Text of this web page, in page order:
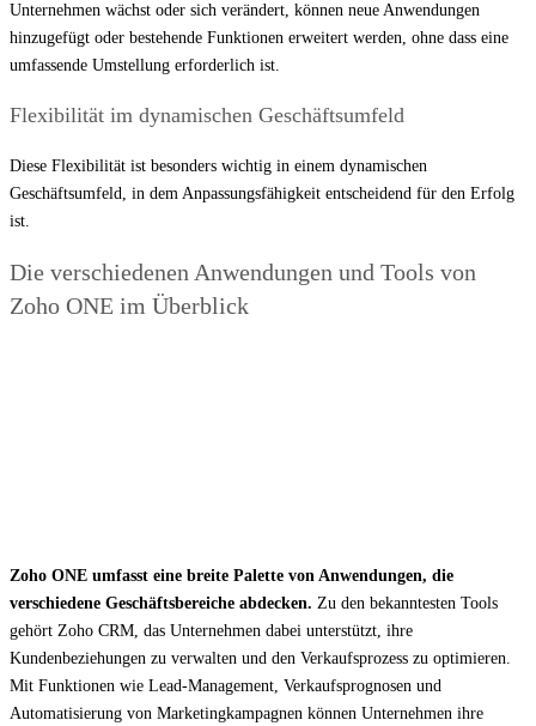
Unternehmen wächst oder sich verändert, können neue Anwendungen
hinzugefügt oder bestehende Funktionen erweitert werden, ohne dass eine
umfassende Umstellung erforderlich ist.
Flexibilität im dynamischen Geschäftsumfeld
Diese Flexibilität ist besonders wichtig in einem dynamischen
Geschäftsumfeld, in dem Anpassungsfähigkeit entscheidend für den Erfolg
ist.
Die verschiedenen Anwendungen und Tools von
Zoho ONE im Überblick
Zoho ONE umfasst eine breite Palette von Anwendungen, die
verschiedene Geschäftsbereiche abdecken. Zu den bekanntesten Tools
gehört Zoho CRM, das Unternehmen dabei unterstützt, ihre
Kundenbeziehungen zu verwalten und den Verkaufsprozess zu optimieren.
Mit Funktionen wie Lead-Management, Verkaufsprognosen und
Automatisierung von Marketingkampagnen können Unternehmen ihre